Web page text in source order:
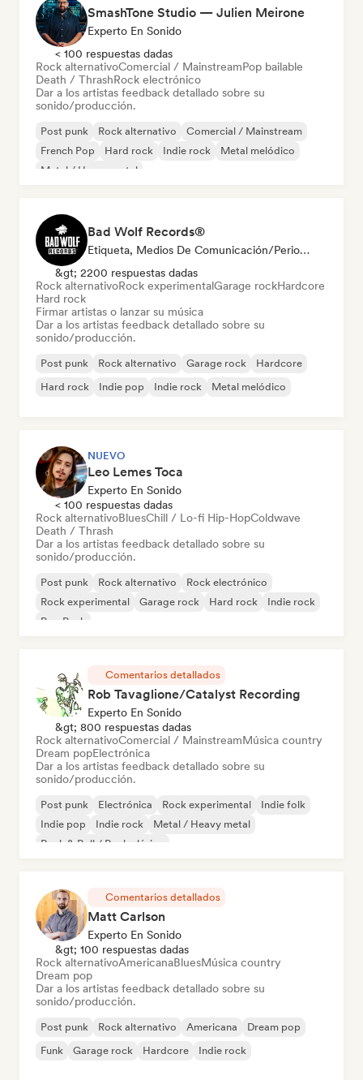
SmashTone Studio — Julien Meirone
Experto En Sonido
< 100 respuestas dadas
Rock alternativoComercial / MainstreamPop bailable
Death / ThrashRock electrónico
Dar a los artistas feedback detallado sobre su
sonido/producción.
Post punk Rock alternativo
Comercial / Mainstream
French Pop
Hard rock Indie rock
Metal melódico
Metal / Heavy metal
Bad Wolf Records®
Etiqueta, Medios De Comunicación/Periodista, Experto En Sonido
&gt; 2200 respuestas dadas
Rock alternativoRock experimentalGarage rockHardcore
Hard rock
Firmar artistas o lanzar su música
Dar a los artistas feedback detallado sobre su
sonido/producción.
Post punk Rock alternativo Garage rock
Hardcore
Hard rock
Indie pop Indie rock Metal melódico
NUEVO
Leo Lemes Toca
Experto En Sonido
< 100 respuestas dadas
Rock alternativoBluesChill / Lo-fi Hip-HopColdwave
Death / Thrash
Dar a los artistas feedback detallado sobre su
sonido/producción.
Post punk Rock alternativo
Rock electrónico
Rock experimental
Garage rock Hard rock
Indie rock
Pop Punk
Comentarios detallados
Rob Tavaglione/Catalyst Recording
Experto En Sonido
&gt; 800 respuestas dadas
Rock alternativoComercial / MainstreamMúsica country
Dream popElectrónica
Dar a los artistas feedback detallado sobre su
sonido/producción.
Post punk Electrónica Rock experimental
Indie folk
Indie pop
Indie rock
Metal / Heavy metal
Rock & Roll / Rock clásico
Comentarios detallados
Matt Carlson
Experto En Sonido
&gt; 100 respuestas dadas
Rock alternativoAmericanaBluesMúsica country
Dream pop
Dar a los artistas feedback detallado sobre su
sonido/producción.
Post punk Rock alternativo Americana
Dream pop
Funk
Garage rock Hardcore Indie rock